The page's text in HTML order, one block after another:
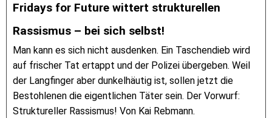
Fridays for Future wittert strukturellen
Rassismus – bei sich selbst!
Man kann es sich nicht ausdenken. Ein Taschendieb wird
auf frischer Tat ertappt und der Polizei übergeben. Weil
der Langfinger aber dunkelhäutig ist, sollen jetzt die
Bestohlenen die eigentlichen Täter sein. Der Vorwurf:
Struktureller Rassismus! Von Kai Rebmann.